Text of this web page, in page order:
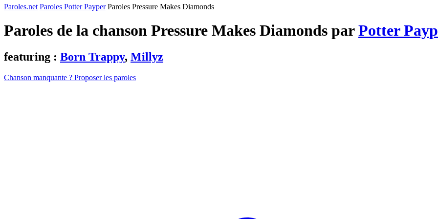
Paroles.net Paroles Potter Payper Paroles Pressure Makes Diamonds
Paroles de la chanson Pressure Makes Diamonds parPotter
featuring : Born Trappy, Millyz
Chanson manquante ? Proposer les paroles